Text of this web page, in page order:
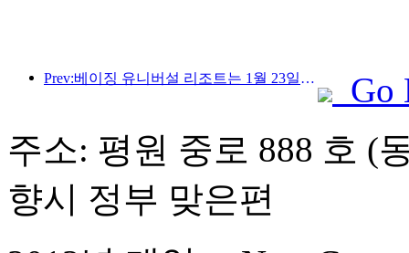
Prev:베이징 유니버설 리조트는 1월 23일부터 40일간 유니버설 중국 설날 이벤트를 개최합니다.
Go
주소: 평원 중로 888 호 (
향시 정부 맞은편